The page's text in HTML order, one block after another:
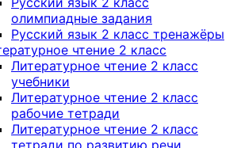
олимпиадные задания
Русский язык 2 класс тренажёры
чтение 2 класс
Литературное чтение 2 класс
учебники
Литературное чтение 2 класс
рабочие тетради
Литературное чтение 2 класс
тетради по развитию речи